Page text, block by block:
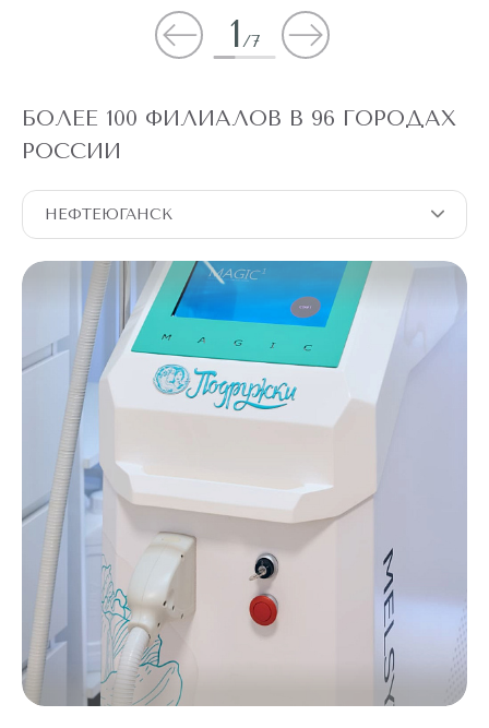
1 /7
БОЛЕЕ 100 ФИЛИАЛОВ В 96 ГОРОДАХ
РОССИИ
НЕФТЕЮГАНСК